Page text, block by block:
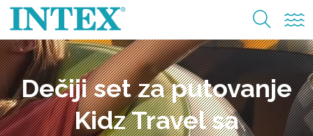
Dečiji set za putovanje
Kidz Travel sa